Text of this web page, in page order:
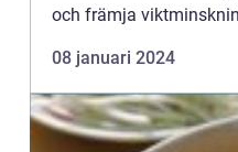
och främja
föda under e...
08 januari 2024